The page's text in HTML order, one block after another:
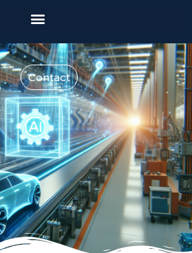
Contact